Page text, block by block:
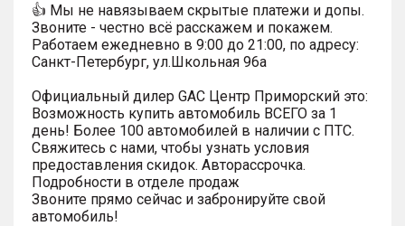
👍 Мы не навязываем скрытые платежи и допы.
Звоните - честно всё расскажем и покажем.
Работаем ежедневно в 9:00 до 21:00, по адресу:
Санкт-Петербург, ул.Школьная 96а
Официальный дилер GАС Центр Приморский это:
Возможность купить автомобиль ВСЕГО за 1
день! Более 100 автомобилей в наличии с ПТС.
Свяжитесь с нами, чтобы узнать условия
предоставления скидок. Авторассрочка.
Подробности в отделе продаж
Звоните прямо сейчас и забронируйте свой
автомобиль!